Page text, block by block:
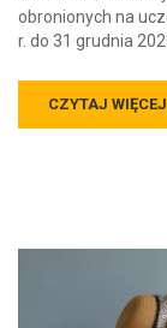
obronionych na
r. do 31 grudnia
CZYTAJ WIĘCEJ